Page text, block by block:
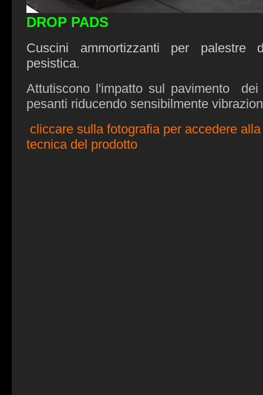
DROP PADS
Cuscini ammortizzanti per palestre
pesistica.
Attutiscono l'impatto sul pavimento dei
pesanti riducendo sensibilmente
cliccare sulla fotografia per accedere
tecnica del prodotto